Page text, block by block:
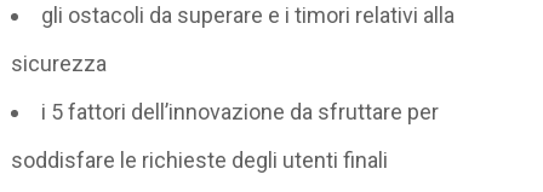
gli ostacoli da superare e i timori relativi alla
sicurezza
i 5 fattori dell’innovazione da sfruttare per
soddisfare le richieste degli utenti finali